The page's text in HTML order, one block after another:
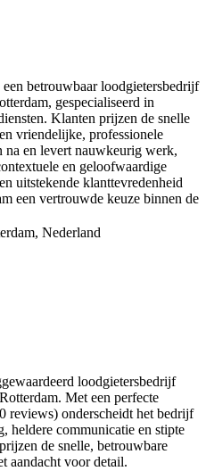
betrouwbaar loodgietersbedrijf
gespecialiseerd in
Klanten prijzen de snelle
vriendelijke, professionele
en levert nauwkeurig werk,
en geloofwaardige
uitstekende klanttevredenheid
een vertrouwde keuze binnen de
Nederland
loodgietersbedrijf
Met een perfecte
reviews) onderscheidt het bedrijf
heldere communicatie en stipte
de snelle, betrouwbare
aandacht voor detail.